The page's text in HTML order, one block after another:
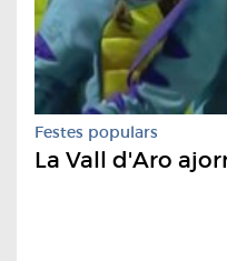
Festes populars
La Vall d'Aro